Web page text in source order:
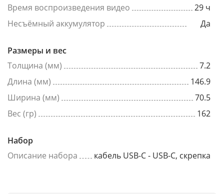
Время воспроизведения видео
29 ч
Несъёмный аккумулятор
Да
Размеры и вес
Толщина (мм)
7.2
Длина (мм)
146.9
Ширина (мм)
70.5
Вес (гр)
162
Набор
Описание набора
кабель USB-C - USB-C, скрепка